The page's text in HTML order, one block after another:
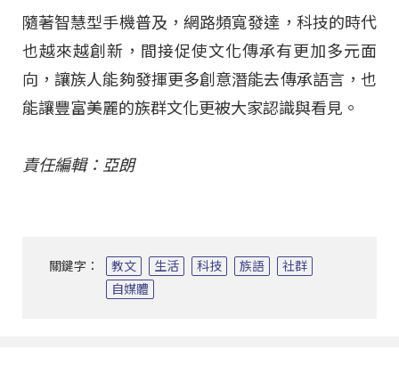
隨著智慧型手機普及，網路頻寬發達，科技的時代
也越來越創新，間接促使文化傳承有更加多元面
向，讓族人能夠發揮更多創意潛能去傳承語言，也
能讓豐富美麗的族群文化更被大家認識與看見。
責任編輯：亞朗
關鍵字： 教文 生活 科技 族語
社群
自媒體